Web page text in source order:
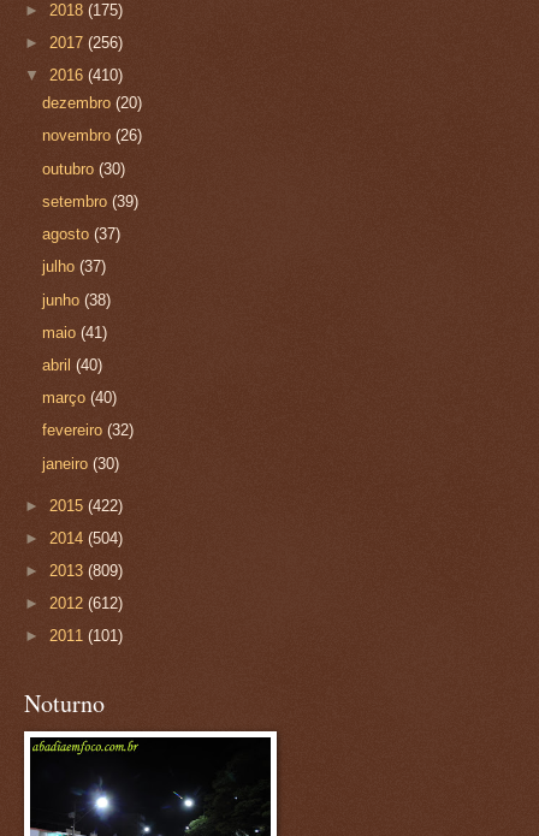
► 2018 (175)
► 2017 (256)
▼ 2016 (410)
dezembro(20)
novembro(26)
outubro(30)
setembro(39)
agosto(37)
julho(37)
junho(38)
maio(41)
abril(40)
março(40)
fevereiro(32)
janeiro(30)
► 2015 (422)
► 2014 (504)
► 2013 (809)
► 2012 (612)
► 2011 (101)
Noturno